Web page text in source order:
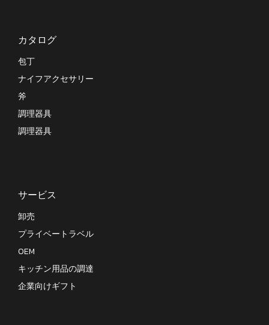
カタログ
包丁
ナイフアクセサリー
斧
調理器具
調理器具
サービス
卸売
プライベートラベル
OEM
キッチン用品の調達
企業向けギフト